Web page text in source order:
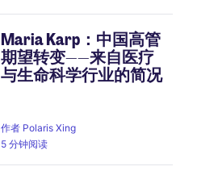
Maria Karp：中国高管
期望转变——来自医疗
与生命科学行业的简况
作者 Polaris Xing
5 分钟阅读